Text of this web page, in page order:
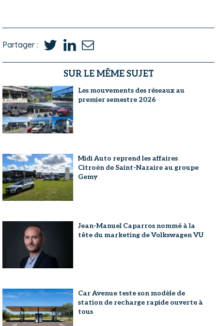
Partager :
SUR LE MÊME SUJET
Les mouvements des réseaux au
premier semestre 2026
Midi Auto reprend les affaires
Citroën de Saint-Nazaire au groupe
Gemy
Jean-Manuel Caparros nommé à la
tête du marketing de Volkswagen VU
Car Avenue teste son modèle de
station de recharge rapide ouverte à
tous